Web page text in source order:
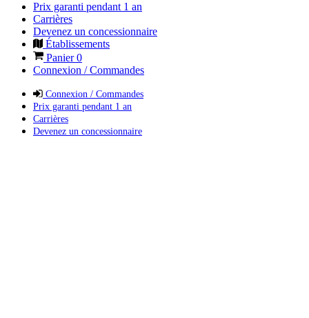
Prix garanti pendant 1 an
Carrières
Devenez un concessionnaire
Établissements
Panier0
Connexion / Commandes
Connexion / Commandes
Prix garanti pendant 1 an
Carrières
Devenez un concessionnaire